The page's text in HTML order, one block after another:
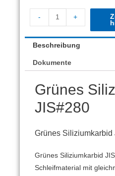
- +
Beschreibung
Dokumente
Grünes
JIS#280
Grünes Siliziumkarbid
Grünes Siliziumkarbid
Schleifmaterial mit